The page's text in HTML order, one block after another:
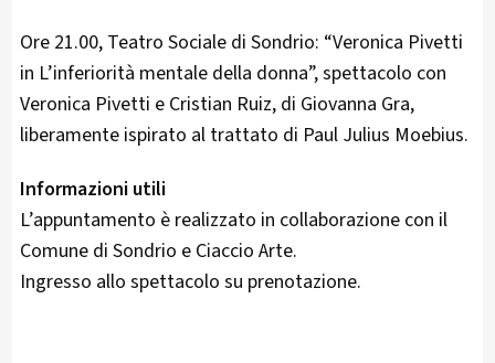
Ore 21.00, Teatro Sociale di Sondrio: “Veronica Pivetti
in L’inferiorità mentale della donna”, spettacolo con
Veronica Pivetti e Cristian Ruiz, di Giovanna Gra,
liberamente ispirato al trattato di Paul Julius Moebius.
Informazioni utili
L’appuntamento è realizzato in collaborazione con il
Comune di Sondrio e Ciaccio Arte.
Ingresso allo spettacolo su prenotazione.